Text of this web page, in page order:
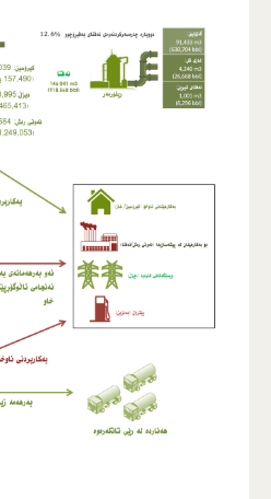
سیاسەتەکان
ناوەڕۆکی ناوخۆ
هێڵی بۆریەکانی نەوت
راپۆرتی مانگانە و زانیاری دەربارەی
نەخشە و داتا
پاڵاوتن و پاشکۆکانی
بەرهەمهێنانی ووزە
پێترۆکیمیاویەکان